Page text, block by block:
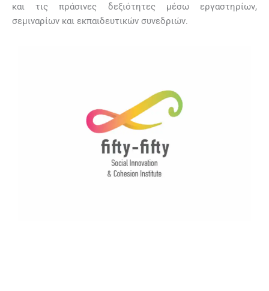
και τις πράσινες δεξιότητες μέσω εργαστηρίων,
σεμιναρίων και εκπαιδευτικών συνεδριών.